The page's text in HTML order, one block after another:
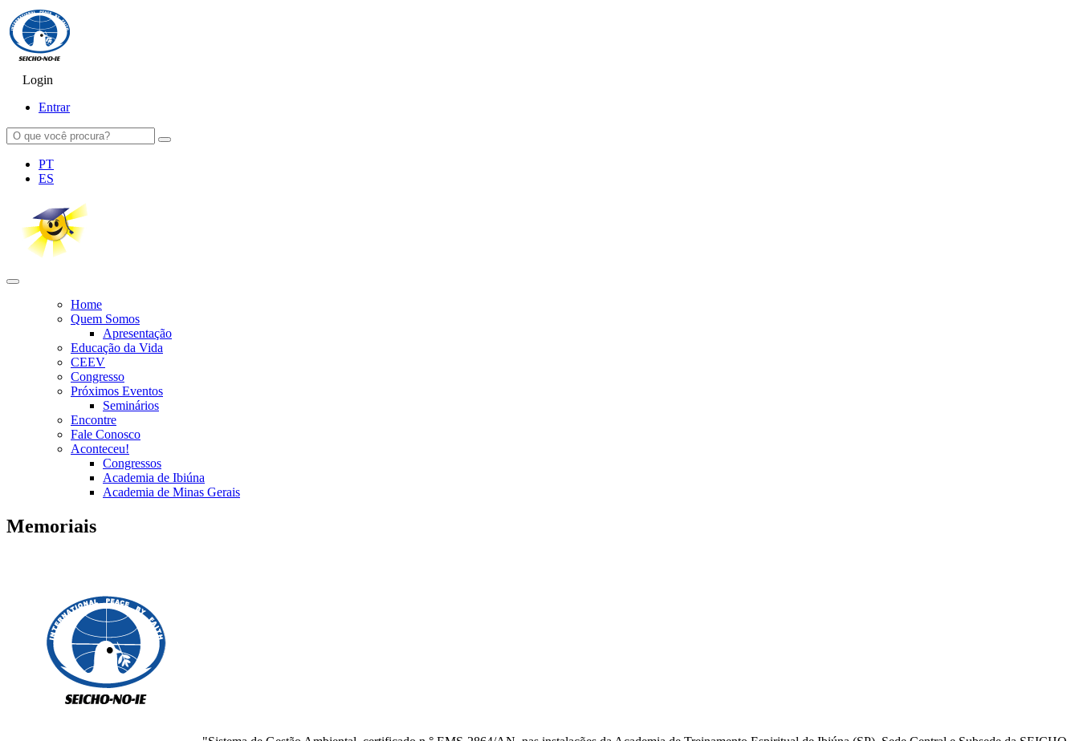
Login
Entrar
PT
ES
Home
Quem Somos
Apresentação
Educação da Vida
CEEV
Congresso
Próximos Eventos
Seminários
Encontre
Fale Conosco
Aconteceu!
Congressos
Academia de Ibiúna
Academia de Minas Gerais
Memoriais